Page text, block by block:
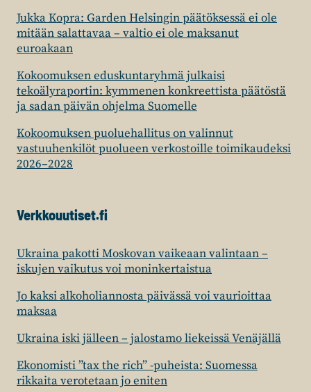
Jukka Kopra: Garden Helsingin päätöksessä ei ole
mitään salattavaa – valtio ei ole maksanut
euroakaan
Kokoomuksen eduskuntaryhmä julkaisi
tekoälyraportin: kymmenen konkreettista päätöstä
ja sadan päivän ohjelma Suomelle
Kokoomuksen puoluehallitus on valinnut
vastuuhenkilöt puolueen verkostoille toimikaudeksi
2026–2028
Verkkouutiset.fi
Ukraina pakotti Moskovan vaikeaan valintaan –
iskujen vaikutus voi moninkertaistua
Jo kaksi alkoholiannosta päivässä voi vaurioittaa
maksaa
Ukraina iski jälleen – jalostamo liekeissä Venäjällä
Ekonomisti ”tax the rich” -puheista: Suomessa
rikkaita verotetaan jo eniten